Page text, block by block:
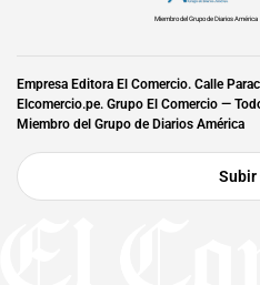
Miembro del Grupo de Diarios América
Empresa Editora El Comercio. Calle
Elcomercio.pe. Grupo El Comercio —
Miembro del Grupo de Diarios América
Subir